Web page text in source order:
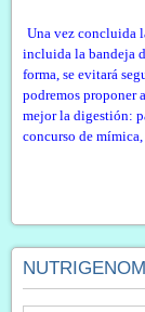
Una vez concluida
incluida la bandeja
forma, se evitará
podremos proponer
mejor la digestión:
concurso de